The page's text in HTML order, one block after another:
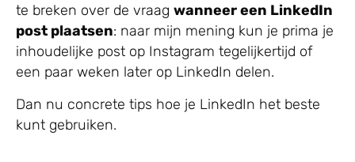
te breken over de vraag wanneer een LinkedIn
post plaatsen: naar mijn mening kun je prima je
inhoudelijke post op Instagram tegelijkertijd of
een paar weken later op LinkedIn delen.
Dan nu concrete tips hoe je LinkedIn het beste
kunt gebruiken.